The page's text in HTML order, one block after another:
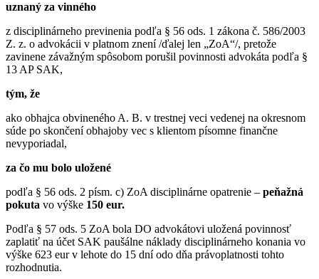
uznaný za vinného
z disciplinárneho previnenia podľa § 56 ods. 1 zákona č. 586/2003
Z. z. o advokácii v platnom znení /ďalej len „ZoA“/, pretože
zavinene závažným spôsobom porušil povinnosti advokáta podľa §
13 AP SAK,
tým, že
ako obhajca obvineného A. B. v trestnej veci vedenej na okresnom
súde po skončení obhajoby vec s klientom písomne finančne
nevyporiadal,
za čo mu bolo uložené
podľa § 56 ods. 2 písm. c) ZoA disciplinárne opatrenie – peňažná
pokuta vo výške 150 eur.
Podľa § 57 ods. 5 ZoA bola DO advokátovi uložená povinnosť
zaplatiť na účet SAK paušálne náklady disciplinárneho konania vo
výške 623 eur v lehote do 15 dní odo dňa právoplatnosti tohto
rozhodnutia.